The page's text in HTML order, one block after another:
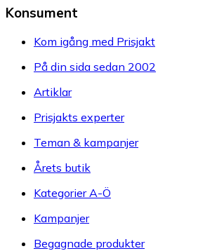
Konsument
Kom igång med Prisjakt
På din sida sedan 2002
Artiklar
Prisjakts experter
Teman & kampanjer
Årets butik
Kategorier A-Ö
Kampanjer
Begagnade produkter